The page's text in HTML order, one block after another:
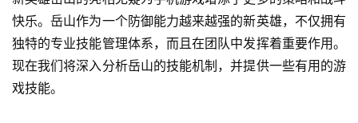
快乐。岳山作为一个防御能力越来越强的新英雄，不仅拥有
独特的专业技能管理体系，而且在团队中发挥着重要作用。
现在我们将深入分析岳山的技能机制，并提供一些有用的游
戏技能。